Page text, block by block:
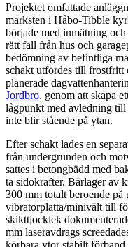
Projektet omfattade
marksten i Håbo-Tibble
började med inmätning
rätt fall från hus och
bedömning av befintliga
schakt utfördes till
planerade
Jordbro, genom att skapa
lågpunkt med avledning
inte blir stående på ytan.
Efter schakt lades en
från undergrunden och
sattes i betongbädd med
ta sidokrafter. Bärlager av
300 mm totalt beroende på
vibratorplatta/mini­vält till
skikttjocklek
mm laseravdrags
körbara ytor stabilt